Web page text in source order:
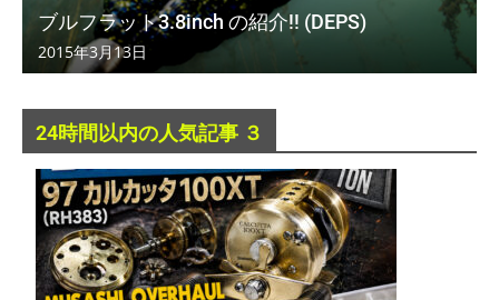
ブルフラット3.8inch の紹介!! (DEPS)
2015年3月13日
24時間以内の人気記事 ３